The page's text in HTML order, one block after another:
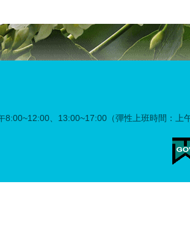
8:00~12:00、13:00~17:00（彈性上班時間：上